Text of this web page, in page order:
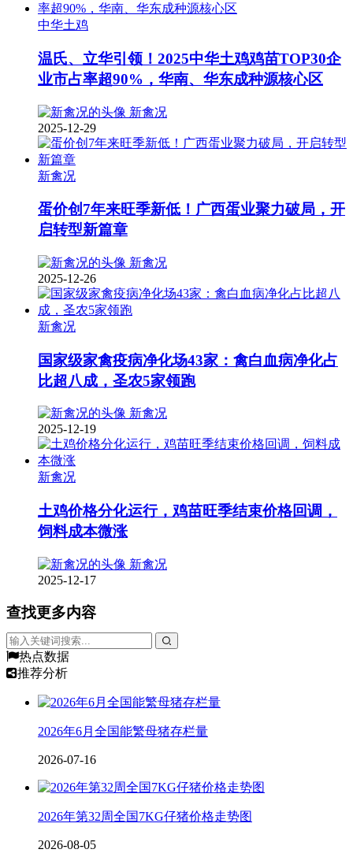
中华土鸡
温氏、立华引领！2025中华土鸡鸡苗TOP30企
业市占率超90%，华南、华东成种源核心区
新禽况
2025-12-29
新禽况
蛋价创7年来旺季新低！广西蛋业聚力破局，开
启转型新篇章
新禽况
2025-12-26
新禽况
国家级家禽疫病净化场43家：禽白血病净化占
比超八成，圣农5家领跑
新禽况
2025-12-19
新禽况
土鸡价格分化运行，鸡苗旺季结束价格回调，
饲料成本微涨
新禽况
2025-12-17
查找更多内容
热点数据
推荐分析
2026年6月全国能繁母猪存栏量
2026-07-16
2026年第32周全国7KG仔猪价格走势图
2026-08-05